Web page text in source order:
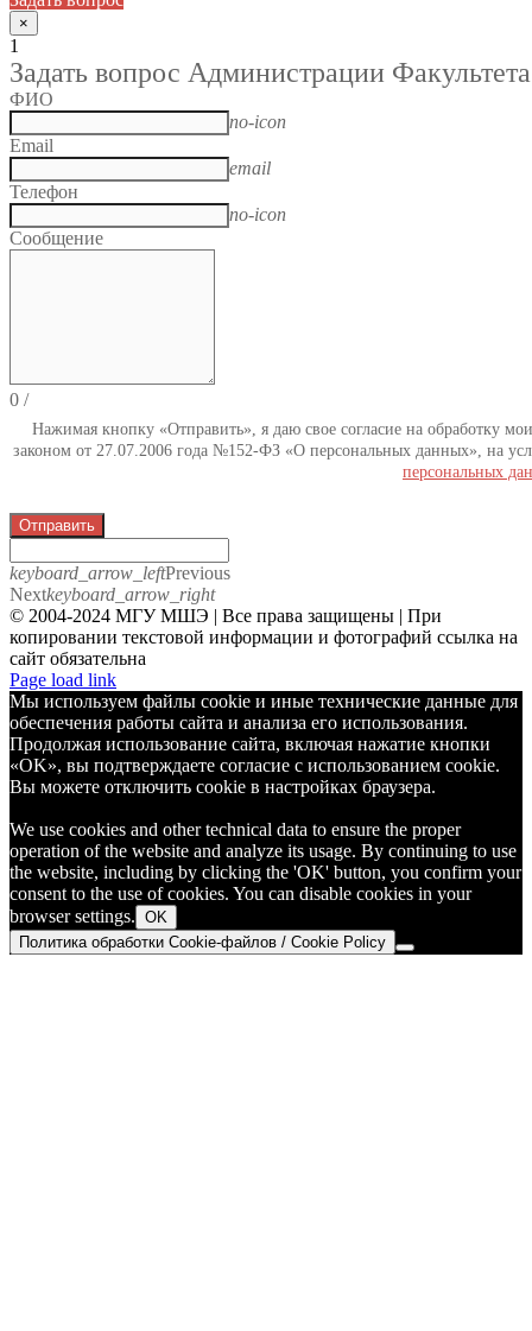
×
1
Задать вопрос Администрации Факультета
ФИО
no-icon
Email
email
Телефон
no-icon
Сообщение
0 /
Нажимая кнопку «Отправить», я даю свое согласие на обработку
законом от 27.07.2006 года №152-ФЗ «О персональных данных», на
персональных
Отправить
keyboard_arrow_leftPrevious
Nextkeyboard_arrow_right
© 2004-2024 МГУ МШЭ | Все права защищены | При
копировании текстовой информации и фотографий ссылка на
сайт обязательна
Telegram
Page load link
Мы используем файлы cookie и иные технические данные для
обеспечения работы сайта и анализа его использования.
Продолжая использование сайта, включая нажатие кнопки
«OK», вы подтверждаете согласие с использованием cookie.
Вы можете отключить cookie в настройках браузера.
We use cookies and other technical data to ensure the proper
operation of the website and analyze its usage. By continuing to use
the website, including by clicking the 'OK' button, you confirm your
consent to the use of cookies. You can disable cookies in your
browser settings. OK
Политика обработки Cookie-файлов / Cookie Policy